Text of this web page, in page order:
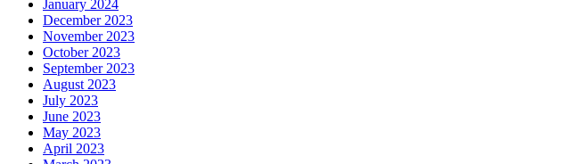
January 2024
December 2023
November 2023
October 2023
September 2023
August 2023
July 2023
June 2023
May 2023
April 2023